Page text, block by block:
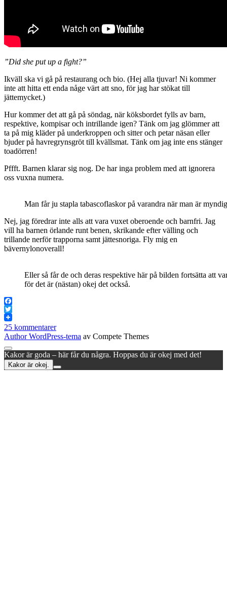
”Did she put up a fight?”
Ikväll ska vi gå på restaurang och bio. (Hej alla tjuvar! Ni kommer
inte att hitta ett enda någe värt att sno, för jag har stökat till
jättemycket.)
Hur kommer det att gå på söndag, när köksbordet fylls av barn,
respektive, kompisar och intrillande igen? Tänk om jag glömmer att
ta på mig kläder på underkroppen och sitter och petar näsan eller
bjuder på havregrynsgröt till kvällsmat. Tänk om jag inte ens stänger
toadörren!
Pffft. Barnen klarar sig nog. De har inga problem med att ignorera
oss vuxna numera.
Man får ju stapla tabascoflaskor på varandra när man är
Nej, jag föredrar inte alls att vara vuxet oberoende och barnfri. Jag
vill ha barnen örlande runt benen, skrikande efter välling och
trillande nerför trapporna samt jättesnoriga. Fly mig en
bävernylonoverall!
Eller så får de och deras respektive här på bilden fortsätta att
för det är (nästan) okej det också.
Facebook
Twitter
25 kommentarer
Author WordPress-tema av Compete Themes
Rulla
till
toppen
Kakor är goda – här får du några. Hoppas du är okej med det!
Kakor är okej.